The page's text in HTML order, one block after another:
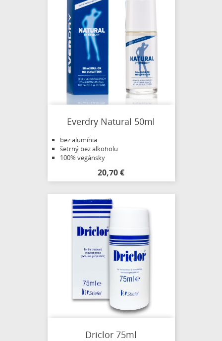
Everdry Natural 50ml
bez alumínia
šetrný bez alkoholu
100% vegánsky
20,70 €
Driclor 75ml